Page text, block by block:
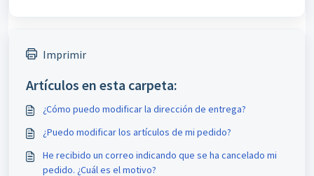
Imprimir
Artículos en esta carpeta:
¿Cómo puedo modificar la dirección de entrega?
¿Puedo modificar los artículos de mi pedido?
He recibido un correo indicando que se ha cancelado mi
pedido. ¿Cuál es el motivo?